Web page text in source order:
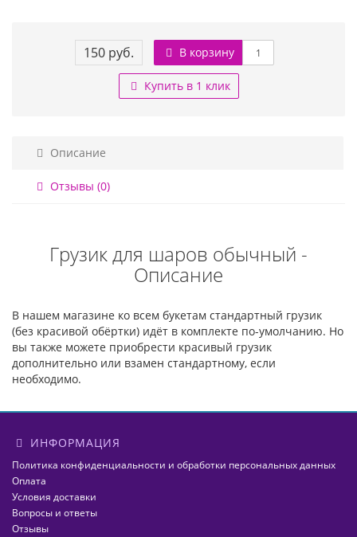
150 руб. В корзину
Купить в 1 клик
Описание
Отзывы (0)
Грузик для шаров обычный -
Описание
В нашем магазине ко всем букетам стандартный грузик
(без красивой обёртки) идёт в комплекте по-умолчанию. Но
вы также можете приобрести красивый грузик
дополнительно или взамен стандартному, если
необходимо.
ИНФОРМАЦИЯ
Политика конфиденциальности и обработки персональных данных
Оплата
Условия доставки
Вопросы и ответы
Отзывы